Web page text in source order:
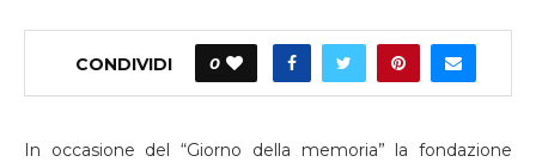
CONDIVIDI 0
In occasione del “Giorno della memoria” la fondazione